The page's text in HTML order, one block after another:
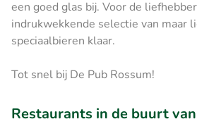
een goed glas bij. Voor de
indrukwekkende selectie van maar
speciaalbieren klaar.
Tot snel bij De Pub Rossum!
Restaurants in de buurt